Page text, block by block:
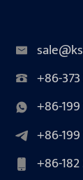
+86-
+86-
+86-
+86-